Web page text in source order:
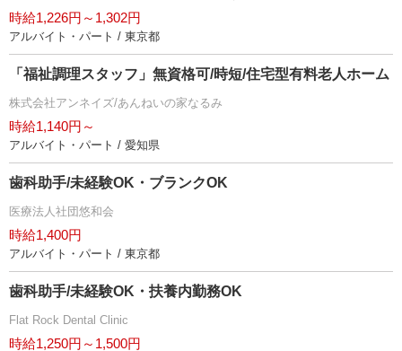
時給1,226円～1,302円
アルバイト・パート / 東京都
「福祉調理スタッフ」無資格可/時短/住宅型有料老人ホーム
株式会社アンネイズ/あんねいの家なるみ
時給1,140円～
アルバイト・パート / 愛知県
歯科助手/未経験OK・ブランクOK
医療法人社団悠和会
時給1,400円
アルバイト・パート / 東京都
歯科助手/未経験OK・扶養内勤務OK
Flat Rock Dental Clinic
時給1,250円～1,500円